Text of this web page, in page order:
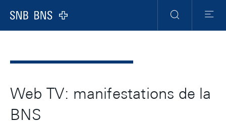
Logo
Navigation
RechercheMenu
Web TV: manifestations de la
BNS